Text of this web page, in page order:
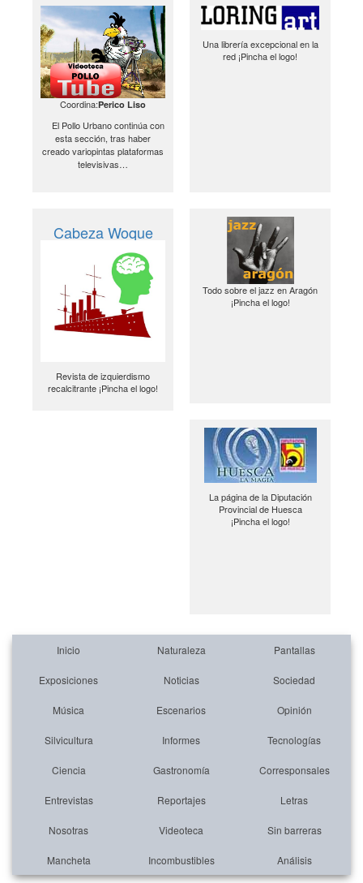
Coordina:Perico Liso
El Pollo Urbano continúa con
esta sección, tras haber
creado variopintas plataformas
televisivas…
Una librería excepcional en la
red ¡Pincha el logo!
Cabeza Woque
Revista de izquierdismo
recalcitrante ¡Pincha el logo!
Todo sobre el jazz en Aragón
¡Pincha el logo!
La página de la Diputación
Provincial de Huesca
¡Pincha el logo!
Inicio Naturaleza Pantallas
Exposiciones Noticias Sociedad
Música Escenarios Opinión
Silvicultura Informes Tecnologías
Ciencia Gastronomía Corresponsales
Entrevistas Reportajes Letras
Nosotras Videoteca Sin barreras
Mancheta Incombustibles Análisis